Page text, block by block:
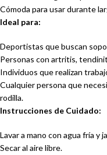
Cómoda para usar durante
Ideal para:
Deportistas que buscan
Personas con artritis,
Individuos que realizan
Cualquier persona que
rodilla.
Instrucciones de Cuidado:
Lavar a mano con agua fría y
Secar al aire libre.